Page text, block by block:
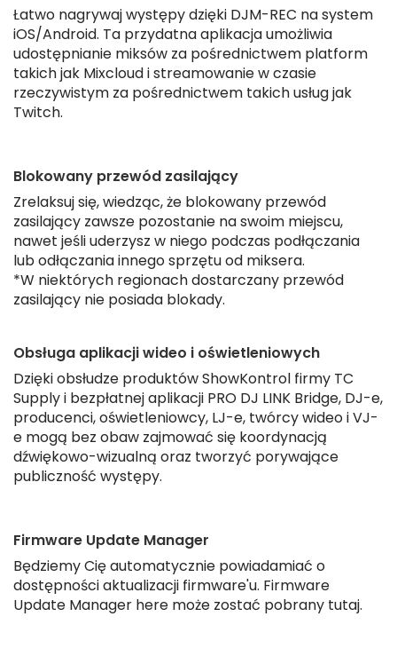
Łatwo nagrywaj występy dzięki DJM-REC na system
iOS/Android. Ta przydatna aplikacja umożliwia
udostępnianie miksów za pośrednictwem platform
takich jak Mixcloud i streamowanie w czasie
rzeczywistym za pośrednictwem takich usług jak
Twitch.
Blokowany przewód zasilający
Zrelaksuj się, wiedząc, że blokowany przewód
zasilający zawsze pozostanie na swoim miejscu,
nawet jeśli uderzysz w niego podczas podłączania
lub odłączania innego sprzętu od miksera.
*W niektórych regionach dostarczany przewód
zasilający nie posiada blokady.
Obsługa aplikacji wideo i oświetleniowych
Dzięki obsłudze produktów ShowKontrol firmy TC
Supply i bezpłatnej aplikacji PRO DJ LINK Bridge, DJ-e,
producenci, oświetleniowcy, LJ-e, twórcy wideo i VJ-
e mogą bez obaw zajmować się koordynacją
dźwiękowo-wizualną oraz tworzyć porywające
publiczność występy.
Firmware Update Manager
Będziemy Cię automatycznie powiadamiać o
dostępności aktualizacji firmware'u. Firmware
Update Manager here może zostać pobrany tutaj.